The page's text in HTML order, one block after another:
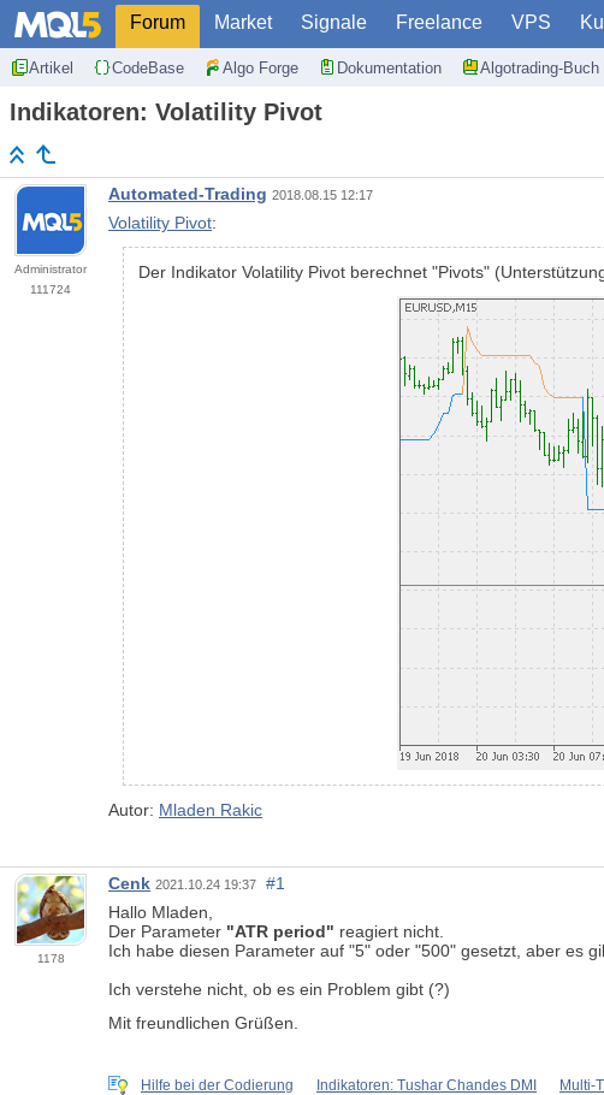
Forum Market Signale Freelance VPS
Artikel CodeBase Algo Forge Dokumentation Algotrading-Buch
Indikatoren: Volatility Pivot
Administrator
111724
Automated-Trading 2018.08.15 12:17
Volatility Pivot:
Der Indikator Volatility Pivot berechnet "Pivots"
Autor: Mladen Rakic
1178
Cenk 2021.10.24 19:37
#1
Hallo Mladen,
Der Parameter "ATR period" reagiert nicht.
Ich habe diesen Parameter auf "5" oder "500" gesetzt, aber es
Ich verstehe nicht, ob es ein Problem gibt (?)
Mit freundlichen Grüßen.
Hilfe bei der Codierung Indikatoren: Tushar Chandes DMI Multi-